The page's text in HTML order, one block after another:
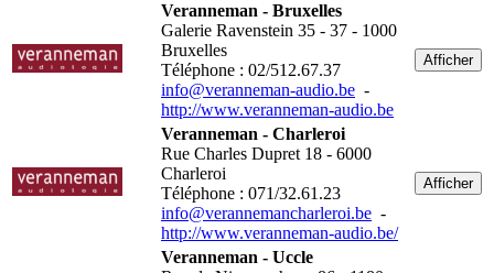
Veranneman - Bruxelles
Galerie Ravenstein 35 - 37 - 1000
Bruxelles
Téléphone : 02/512.67.37
info@veranneman-audio.be -
http://www.veranneman-audio.be
Afficher
Veranneman - Charleroi
Rue Charles Dupret 18 - 6000
Charleroi
Téléphone : 071/32.61.23
info@verannemancharleroi.be -
http://www.veranneman-audio.be/
Afficher
Veranneman - Uccle